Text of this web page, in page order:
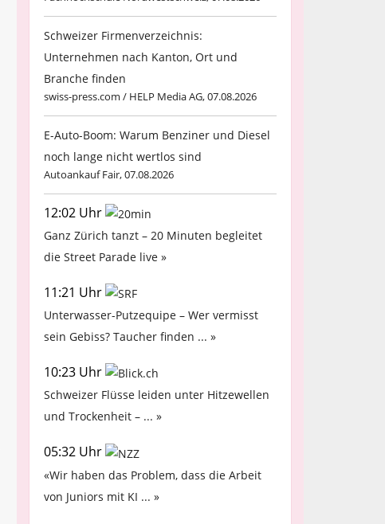
Schweizer Firmenverzeichnis:
Unternehmen nach Kanton, Ort und
Branche finden
swiss-press.com / HELP Media AG, 07.08.2026
E-Auto-Boom: Warum Benziner und Diesel
noch lange nicht wertlos sind
Autoankauf Fair, 07.08.2026
12:02 Uhr
Ganz Zürich tanzt – 20 Minuten begleitet
die Street Parade live »
11:21 Uhr
Unterwasser-Putzequipe – Wer vermisst
sein Gebiss? Taucher finden ... »
10:23 Uhr
Schweizer Flüsse leiden unter Hitzewellen
und Trockenheit – ... »
05:32 Uhr
«Wir haben das Problem, dass die Arbeit
von Juniors mit KI ... »